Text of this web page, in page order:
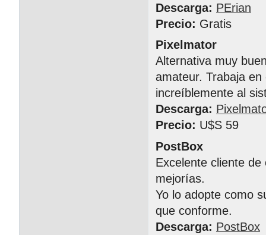
Descarga: PErian
Precio: Gratis
Pixelmator
Alternativa muy
amateur. Trabaja
increíblemente al
Descarga:
Precio: U$S 59
PostBox
Excelente cliente
mejorías.
Yo lo adopte como
que conforme.
Descarga: PostBox